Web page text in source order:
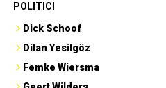
POLITICI
Dick Schoof
Dilan Yesilgöz
Femke Wiersma